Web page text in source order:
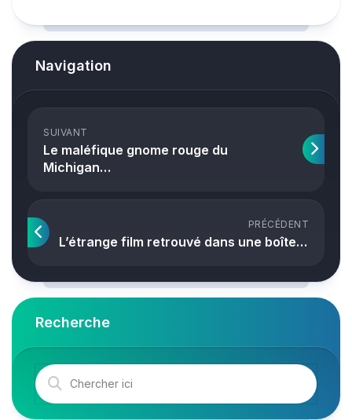
Navigation
SUIVANT
Le maléfique gnome rouge du
Michigan…
PRÉCÉDENT
L’étrange film retrouvé dans une boîte…
Recherche